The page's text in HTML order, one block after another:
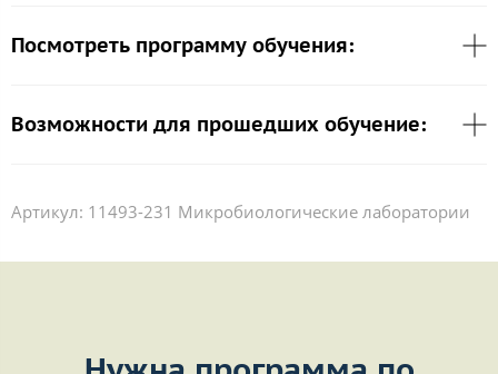
Посмотреть программу обучения:
Возможности для прошедших обучение:
Артикул: 11493-231 Микробиологические лаборатории